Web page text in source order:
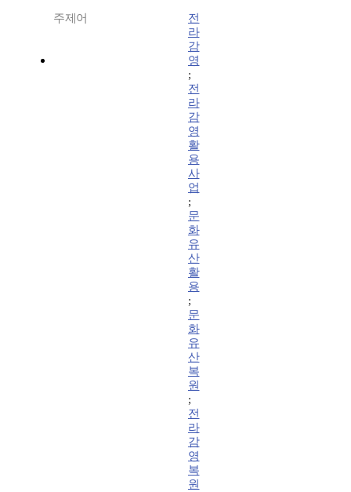
주제어
전
라
감
영
;
전
라
감
영
활
용
사
업
;
문
화
유
산
활
용
;
문
화
유
산
복
원
;
전
라
감
영
복
원